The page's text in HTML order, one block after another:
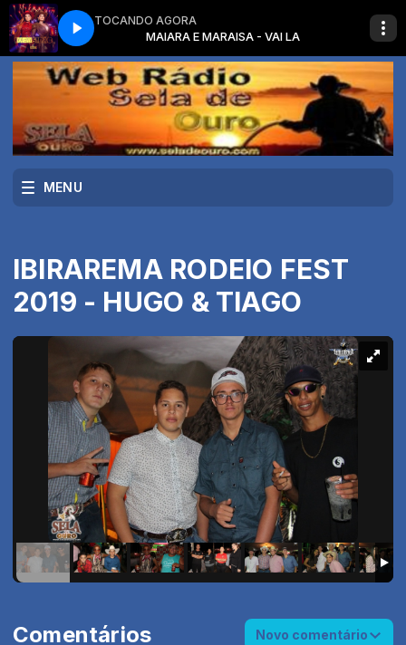
TOCANDO AGORA
LA MAIARA E MARAISA - VAI LA
MUSICA SERTANEJA SERTANEJO UNIVERSITÁRIO com O MELHOR DA
MENU
IBIRAREMA RODEIO FEST
2019 - HUGO & TIAGO
Comentários Novo comentário